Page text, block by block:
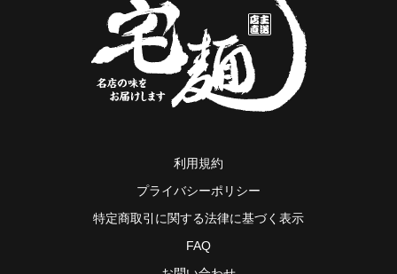
利用規約
プライバシーポリシー
特定商取引に関する法律に基づく表示
FAQ